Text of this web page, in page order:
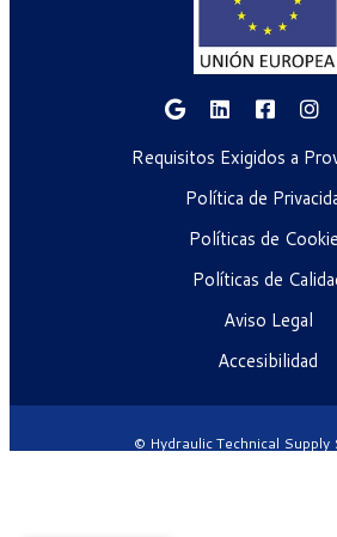
Requisitos Exigidos a
Política de
Políticas de
Políticas de
Aviso Legal
Accesibilidad
© Hydraulic Technical Supply